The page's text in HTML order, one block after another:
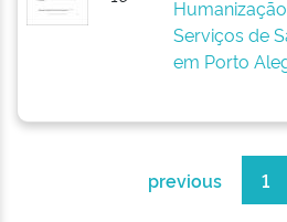
Serviços de
em Porto
previous 1